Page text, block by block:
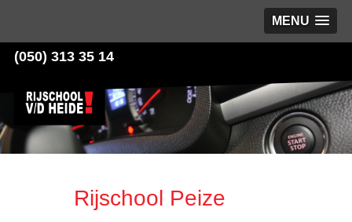
MENU
(050) 313 35 14
Rijschool Peize